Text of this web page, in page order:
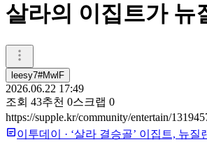
살라의 이집트가 뉴
leesy7#MwlF
2026.06.22 17:49
조회 43추천 0스크랩 0
https://supple.kr/community/entertain/
이투데이 · ‘살라 결승골’ 이집트, 뉴